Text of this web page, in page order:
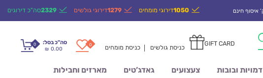
1050דירוגי מומחים 1279דירוגי גולשים 2329סה"כ דירוגים
GIFT CARD כניסת גולשים כניסת מומחים 0
0 סה"כ בסל:
₪ 0.00
דמויות ובובות צעצועים גאדג’טים מארזים וחבילות